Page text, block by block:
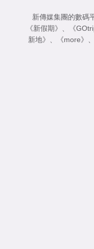
新傳媒集團的數碼
《新假期》
《
新地》
《more》